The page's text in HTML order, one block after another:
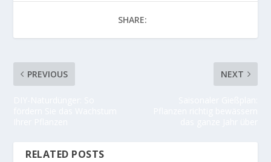
SHARE:
PREVIOUS NEXT
RELATED POSTS